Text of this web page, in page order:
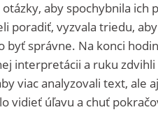
otázky, aby spochybnila
poradiť, vyzvala triedu,
byť správne. Na konci
interpretácii a ruku
viac analyzovali text, ale
vidieť úľavu a chuť